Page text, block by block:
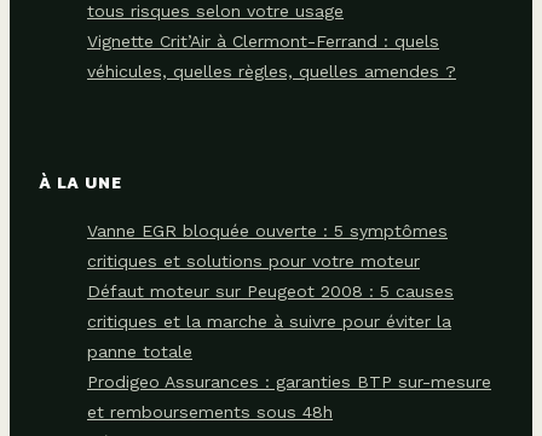
tous risques selon votre usage
Vignette Crit’Air à Clermont-Ferrand : quels
véhicules, quelles règles, quelles amendes ?
À LA UNE
Vanne EGR bloquée ouverte : 5 symptômes
critiques et solutions pour votre moteur
Défaut moteur sur Peugeot 2008 : 5 causes
critiques et la marche à suivre pour éviter la
panne totale
Prodigeo Assurances : garanties BTP sur-mesure
et remboursements sous 48h